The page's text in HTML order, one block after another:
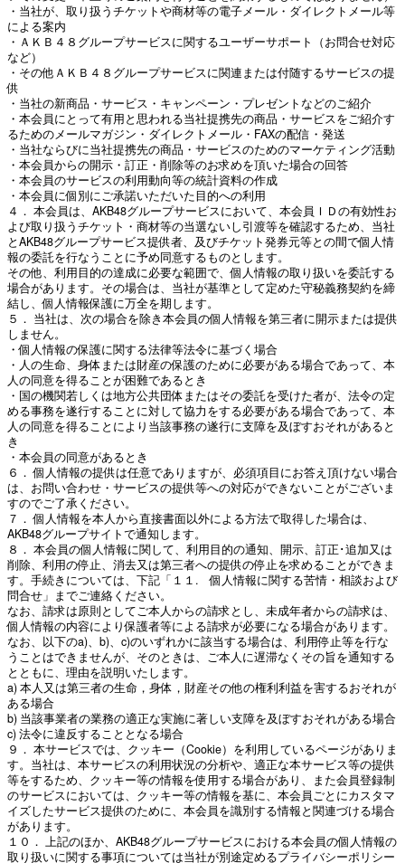
・当社が、取り扱うチケットや商材等の電子メール・ダイレクトメール等
による案内
・ＡＫＢ４８グループサービスに関するユーザーサポート（お問合せ対応
など）
・その他ＡＫＢ４８グループサービスに関連または付随するサービスの提
供
・当社の新商品・サービス・キャンペーン・プレゼントなどのご紹介
・本会員にとって有用と思われる当社提携先の商品・サービスをご紹介す
るためのメールマガジン・ダイレクトメール・FAXの配信・発送
・当社ならびに当社提携先の商品・サービスのためのマーケティング活動
・本会員からの開示・訂正・削除等のお求めを頂いた場合の回答
・本会員のサービスの利用動向等の統計資料の作成
・本会員に個別にご承諾いただいた目的への利用
４． 本会員は、AKB48グループサービスにおいて、本会員ＩＤの有効性お
よび取り扱うチケット・商材等の当選ないし引渡等を確認するため、当社
とAKB48グループサービス提供者、及びチケット発券元等との間で個人情
報の委託を行なうことに予め同意するものとします。
その他、利用目的の達成に必要な範囲で、個人情報の取り扱いを委託する
場合があります。その場合は、当社が基準として定めた守秘義務契約を締
結し、個人情報保護に万全を期します。
５． 当社は、次の場合を除き本会員の個人情報を第三者に開示または提供
しません。
・個人情報の保護に関する法律等法令に基づく場合
・人の生命、身体または財産の保護のために必要がある場合であって、本
人の同意を得ることが困難であるとき
・国の機関若しくは地方公共団体またはその委託を受けた者が、法令の定
める事務を遂行することに対して協力をする必要がある場合であって、本
人の同意を得ることにより当該事務の遂行に支障を及ぼすおそれがあると
き
・本会員の同意があるとき
６． 個人情報の提供は任意でありますが、必須項目にお答え頂けない場合
は、お問い合わせ・サービスの提供等への対応ができないことがございま
すのでご了承ください。
７． 個人情報を本人から直接書面以外による方法で取得した場合は、
AKB48グループサイトで通知します。
８． 本会員の個人情報に関して、利用目的の通知、開示、訂正･追加又は
削除、利用の停止、消去又は第三者への提供の停止を求めることができま
す。手続きについては、下記「１１. 個人情報に関する苦情・相談および
問合せ」までご連絡ください。
なお、請求は原則としてご本人からの請求とし、未成年者からの請求は、
個人情報の内容により保護者等による請求が必要になる場合があります。
なお、以下のa)、b)、c)のいずれかに該当する場合は、利用停止等を行な
うことはできませんが、そのときは、ご本人に遅滞なくその旨を通知する
とともに、理由を説明いたします。
a) 本人又は第三者の生命，身体，財産その他の権利利益を害するおそれが
ある場合
b) 当該事業者の業務の適正な実施に著しい支障を及ぼすおそれがある場合
c) 法令に違反することとなる場合
９． 本サービスでは、クッキー（Cookie）を利用しているページがありま
す。当社は、本サービスの利用状況の分析や、適正な本サービス等の提供
等をするため、クッキー等の情報を使用する場合があり、また会員登録制
のサービスにおいては、クッキー等の情報を基に、本会員ごとにカスタマ
イズしたサービス提供のために、本会員を識別する情報と関連づける場合
があります。
１０． 上記のほか、AKB48グループサービスにおける本会員の個人情報の
取り扱いに関する事項については当社が別途定めるプライバシーポリシー